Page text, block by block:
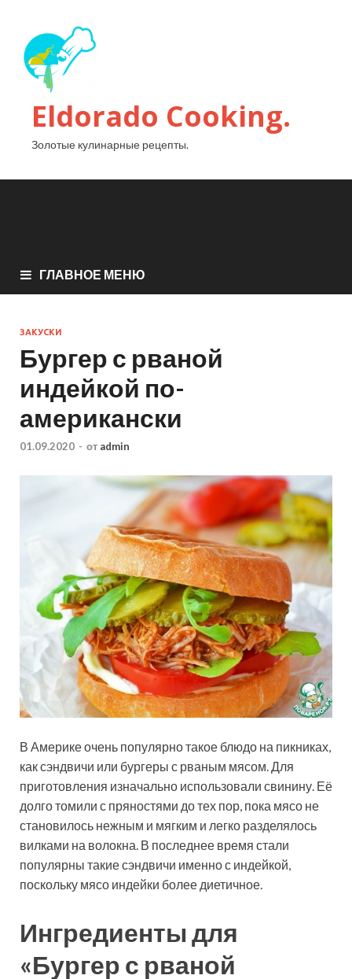
Eldorado Сooking.
Золотые кулинарные рецепты.
ГЛАВНОЕ МЕНЮ
ЗАКУСКИ
Бургер с рваной
индейкой по-
американски
01.09.2020 - от admin
В Америке очень популярно такое блюдо на пикниках,
как сэндвичи или бургеры с рваным мясом. Для
приготовления изначально использовали свинину. Её
долго томили с пряностями до тех пор, пока мясо не
становилось нежным и мягким и легко разделялось
вилками на волокна. В последнее время стали
популярны такие сэндвичи именно с индейкой,
поскольку мясо индейки более диетичное.
Ингредиенты для
«Бургер с рваной